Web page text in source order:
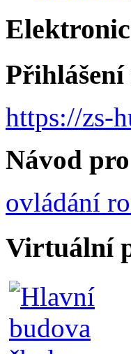
Přihlášení
https://zs-
Návod
ovládání
Virtuální